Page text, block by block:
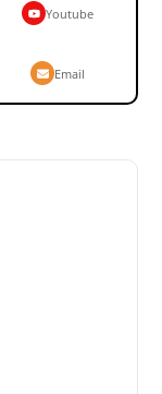
Youtube
Email